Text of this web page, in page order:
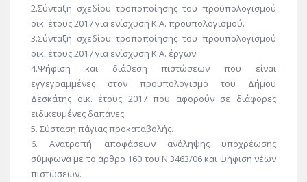
2.Σύνταξη σχεδίου τροποποίησης του προϋπολογισμού
οικ. έτους 2017 για ενίσχυση Κ.Α. προϋπολογισμού.
3.Σύνταξη σχεδίου τροποποίησης του προϋπολογισμού
οικ. έτους 2017 για ενίσχυση Κ.Α. έργων
4.Ψήφιση και διάθεση πιστώσεων που είναι
εγγεγραμμένες στον προϋπολογισμό του Δήμου
Δεσκάτης οικ. έτους 2017 που αφορούν σε διάφορες
ειδικευμένες δαπάνες.
5. Σύσταση πάγιας προκαταβολής.
6. Ανατροπή αποφάσεων ανάληψης υποχρέωσης
σύμφωνα με το άρθρο 160 του Ν.3463/06 και ψήφιση νέων
πιστώσεων.